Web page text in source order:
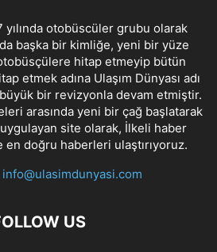
yılında otobüscüler grubu olarak
başka bir kimliğe, yeni bir yüze
hitap etmeyip bütün
etmek adına Ulaşım Dünyası adı
büyük bir revizyonla devam etmiştir.
arasında yeni bir çağ başlatarak
site olarak, İlkeli haber
en doğru haberleri ulaştırıyoruz.
info@ulasimdunyasi.com
US